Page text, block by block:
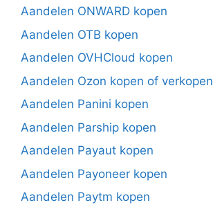
Aandelen ONWARD kopen
Aandelen OTB kopen
Aandelen OVHCloud kopen
Aandelen Ozon kopen of verkopen
Aandelen Panini kopen
Aandelen Parship kopen
Aandelen Payaut kopen
Aandelen Payoneer kopen
Aandelen Paytm kopen